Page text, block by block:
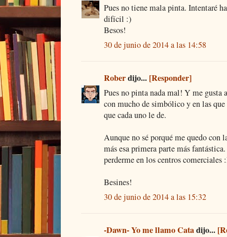
Pues no tiene mala pinta. Intentaré
difícil :)
Besos!
30 de junio de 2014 a las 14:58
Roberdijo... [Responder]
Pues no pinta nada mal! Y me gusta
con mucho de simbólico y en las
que cada uno le de.
Aunque no sé porqué me quedo con
más esa primera parte más
perderme en los centros comerciales
Besines!
30 de junio de 2014 a las 15:32
-Dawn- Yo me llamo Catadijo...